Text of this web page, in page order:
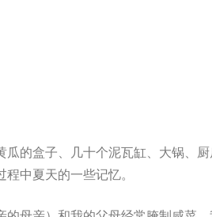
瓜的盒子、几十个泥瓦缸、大锅、
中夏天的一些记忆。